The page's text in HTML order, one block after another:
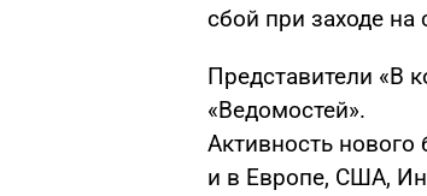
сбой при заходе на
Представители «В
«Ведомостей».
Активность нового
и в Европе, США,